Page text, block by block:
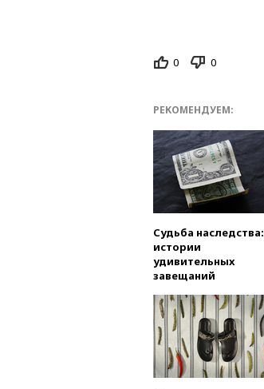
0 0
РЕКОМЕНДУЕМ:
Судьба наследства:
истории
удивительных
завещаний